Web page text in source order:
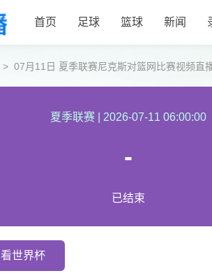
首页 足球 篮球 新闻
> 07月11日 夏季联赛尼克斯对篮网比赛视频直
夏季联赛 2026-07-11 06:00:00
-
已结束
看世界杯